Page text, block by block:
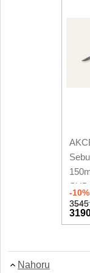
-10%
Nahoru